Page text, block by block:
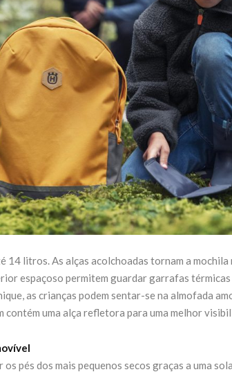
14 litros. As alças acolchoadas tornam a
espaçoso permitem guardar garrafas
as crianças podem sentar-se na almofada
contém uma alça refletora para uma melhor
pés dos mais pequenos secos graças a uma